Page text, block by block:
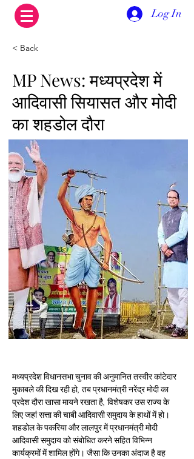
Log In
< Back
MP News: मध्यप्रदेश में
आदिवासी सियासत और मोदी
का शहडोल दौरा
मध्यप्रदेश विधानसभा चुनाव की अनुमानित तस्वीर कांटेदार
मुकाबले की दिख रही हो, तब प्रधानमंत्री नरेंद्र मोदी का
प्रदेश दौरा खासा मायने रखता है, विशेषकर उस राज्य के
लिए जहां सत्ता की चाबी आदिवासी समुदाय के हाथों में हो।
शहडोल के पकरिया और लालपुर में प्रधानमंत्री मोदी
आदिवासी समुदाय को संबोधित करने सहित विभिन्न
कार्यक्रमों में शामिल होंगे। जैसा कि उनका अंदाज है वह